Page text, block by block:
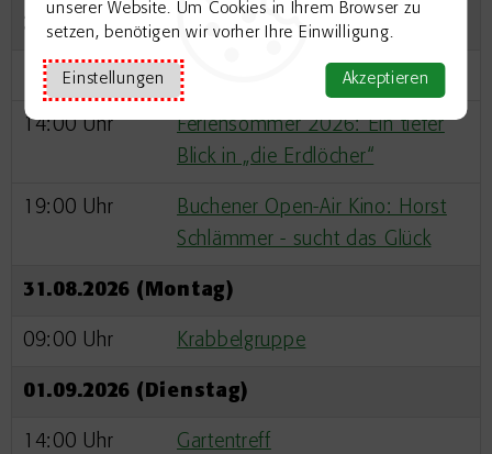
unserer Website. Um Cookies in Ihrem Browser zu
setzen, benötigen wir vorher Ihre Einwilligung.
Einstellungen Akzeptieren
30.08.2026 (Sonntag)
14:00 Uhr Yogagruppe für Frauen
14:00 Uhr
Feriensommer 2026: Ein tiefer
Blick in „die Erdlöcher“
19:00 Uhr
Buchener Open-Air Kino: Horst
Schlämmer - sucht das Glück
31.08.2026 (Montag)
09:00 Uhr Krabbelgruppe
01.09.2026 (Dienstag)
14:00 Uhr Gartentreff